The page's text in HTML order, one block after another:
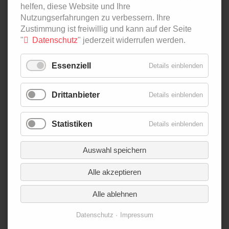
NAVIGATION
ÜBERSPRINGEN
PODCAST
IN ZAHLEN
INNOVATION LAB
SPECIAL EDITIONS
NAVIGATION
ÜBERSPRINGEN
ÜBER UNS
AUTOR*INNEN
NEWSLETTER
KONTAKT
IMPRESSUM
helfen, diese Website und Ihre
Nutzungserfahrungen zu verbessern. Ihre
Zustimmung ist freiwillig und kann auf der Seite
"
Datenschutz" jederzeit widerrufen werden.
Essenziell Details einblenden
Drittanbieter Details einblenden
Statistiken Details einblenden
Auswahl speichern
Alle akzeptieren
Alle ablehnen
Datenschutz Impressum